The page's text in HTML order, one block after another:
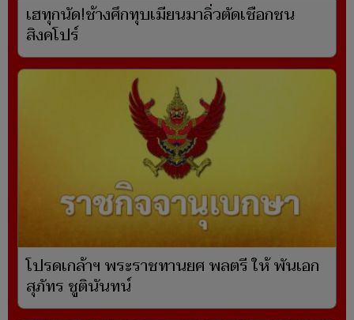
เฮทุกนัด!ช้างศึกทุบเมียนมาลิ่วตัดเชือกชน
สิงคโปร์
โปรดเกล้าฯ พระราชทานยศ พลตรี ให้ พันเอก
สุภัทร ชูตินันทน์